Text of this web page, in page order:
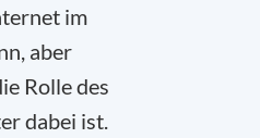
im
aber
Rolle des
dabei ist.